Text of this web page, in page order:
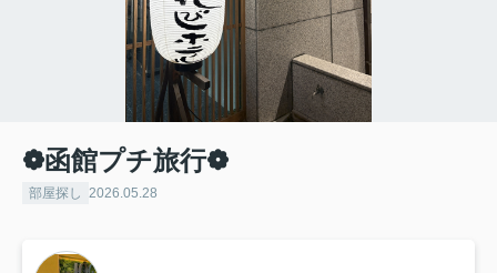
❁函館プチ旅行❁
部屋探し 2026.05.28